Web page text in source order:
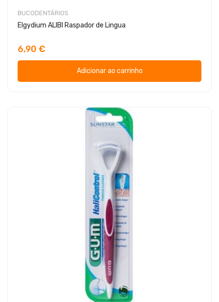
BUCODENTÁRIOS
Elgydium ALIBI Raspador de Lingua
6,90 €
Adicionar ao carrinho